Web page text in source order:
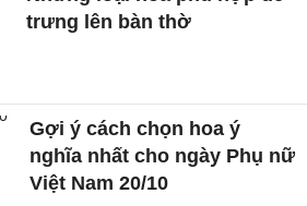
trưng lên bàn thờ
Gợi ý cách chọn hoa ý
nghĩa nhất cho ngày Phụ nữ
Việt Nam 20/10